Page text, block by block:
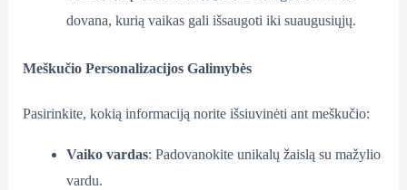
dovana, kurią vaikas gali išsaugoti iki suaugusiųjų.
Meškučio Personalizacijos Galimybės
Pasirinkite, kokią informaciją norite išsiuvinėti ant meškučio:
Vaiko vardas: Padovanokite unikalų žaislą su mažylio
vardu.